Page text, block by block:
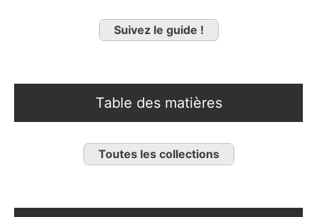
Suivez le guide !
Table des matières
Toutes les collections